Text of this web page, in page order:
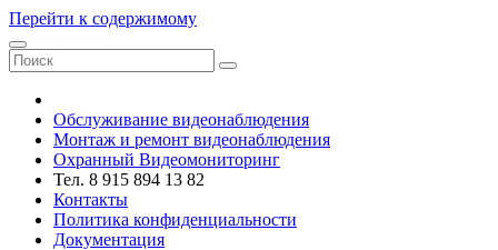
Перейти к содержимому
Обслуживание видеонаблюдения
Монтаж и ремонт видеонаблюдения
Охранный Видеомониторинг
Тел. 8 915 894 13 82
Контакты
Политика конфиденциальности
Документация